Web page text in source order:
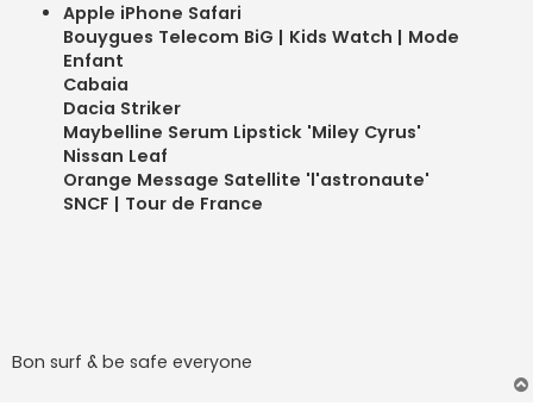
Apple iPhone Safari
Bouygues Telecom BiG | Kids Watch | Mode
Enfant
Cabaia
Dacia Striker
Maybelline Serum Lipstick 'Miley Cyrus'
Nissan Leaf
Orange Message Satellite 'l'astronaute'
SNCF | Tour de France
Bon surf & be safe everyone